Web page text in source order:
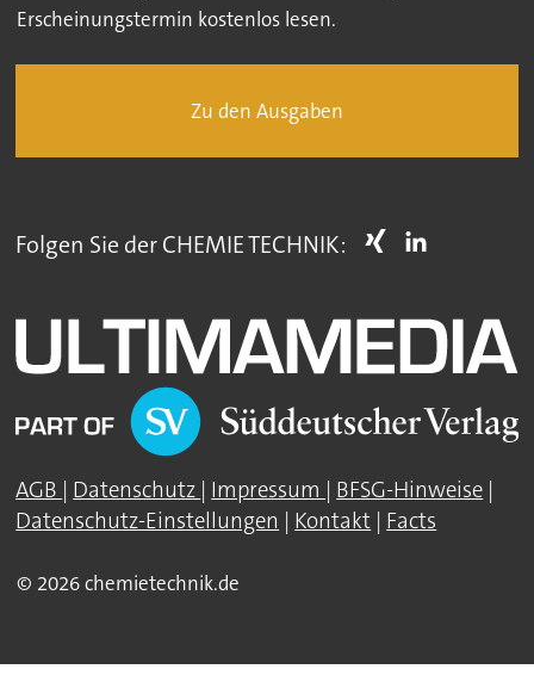
Erscheinungstermin kostenlos lesen.
Zu den Ausgaben
Folgen Sie der CHEMIE TECHNIK:
AGB | Datenschutz | Impressum | BFSG-Hinweise |
Datenschutz-Einstellungen | Kontakt | Facts
© 2026 chemietechnik.de